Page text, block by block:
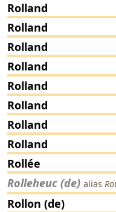
Rolland
Rolland
Rolland
Rolland
Rolland
Rolland
Rolland
Rolland
Rollée
Rolleheuc (de) alias
Rollon (de)